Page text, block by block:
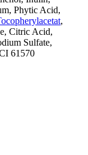
Phytic Acid,
,
Citric Acid,
Sulfate,
61570